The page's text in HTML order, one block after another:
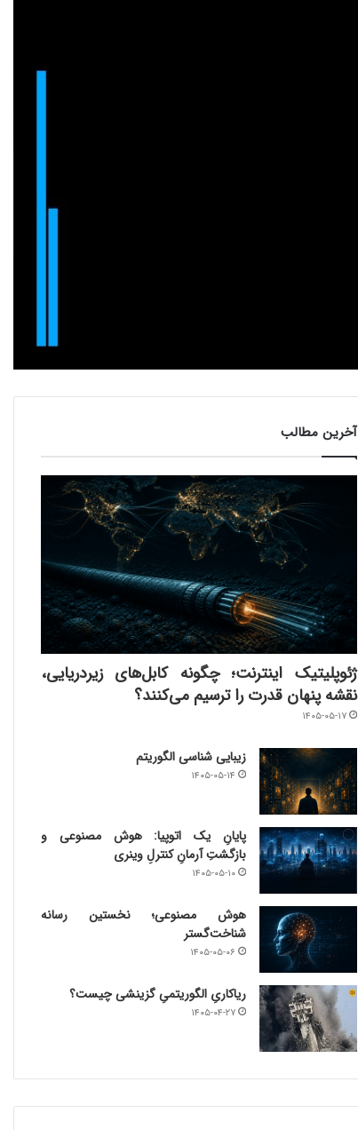
آخرین مطالب
ژئوپلیتیک اینترنت؛ چگونه کابل‌های زیردریایی،
نقشه پنهان قدرت را ترسیم می‌کنند؟
۱۴۰۵-۰۵-۱۷
زیبایی شناسی الگوریتم
۱۴۰۵-۰۵-۱۴
پایانِ یک اتوپیا: هوش مصنوعی و
بازگشتِ آرمانِ کنترلِ وینری
۱۴۰۵-۰۵-۱۰
هوش مصنوعی؛ نخستین رسانه
شناخت‌گستر
۱۴۰۵-۰۵-۰۶
ریاکاریِ الگوریتمیِ گزینشی چیست؟
۱۴۰۵-۰۴-۲۷